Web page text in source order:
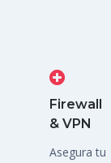
Firewall
& VPN
Asegura tu